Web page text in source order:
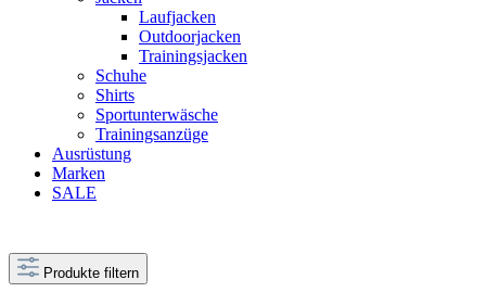
Laufjacken
Outdoorjacken
Trainingsjacken
Schuhe
Shirts
Sportunterwäsche
Trainingsanzüge
Ausrüstung
Marken
SALE
Produkte filtern